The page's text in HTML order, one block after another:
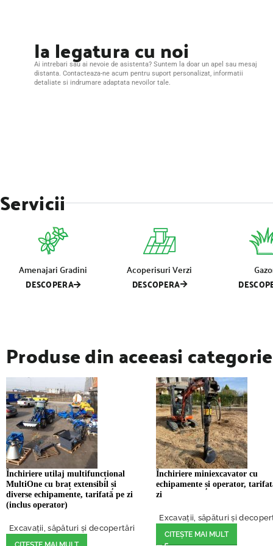
Ia legatura cu noi
Ai intrebari sau ai nevoie de asistenta? Suntem la doar un apel sau mesaj
distanta. Contacteaza-ne acum pentru suport personalizat, informatii
detaliate si indrumare adaptata nevoilor tale.
Servicii
Amenajari Gradini
DESCOPERA
Acoperisuri Verzi
DESCOPERA
Produse din aceeasi categorie
Închiriere utilaj multifuncțional
MultiOne cu braț extensibil și
diverse echipamente, tarifată pe zi
(inclus operator)
Excavații, săpături și decopertări
Închiriere miniexcavator cu
echipamente și operator,
zi
Excavații, săpături și
CITEȘTE MAI MULT